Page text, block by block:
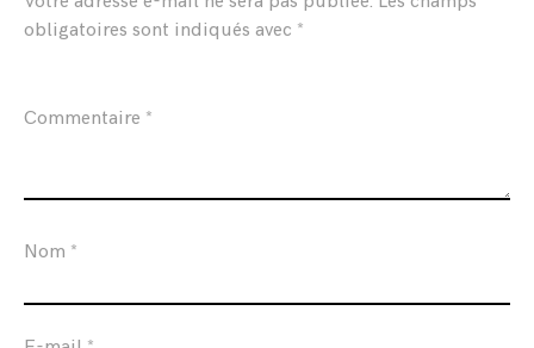
obligatoires sont indiqués avec *
Commentaire *
Nom *